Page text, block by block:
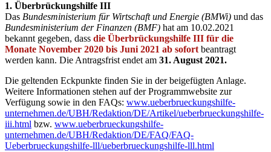
1. Überbrückungshilfe III
Das Bundesministerium für Wirtschaft und Energie (BMWi) und das
Bundesministerium der Finanzen (BMF) hat am 10.02.2021
bekannt gegeben, dass die Überbrückungshilfe III für die
Monate November 2020 bis Juni 2021 ab sofort beantragt
werden kann. Die Antragsfrist endet am 31. August 2021.
Die geltenden Eckpunkte finden Sie in der beigefügten Anlage.
Weitere Informationen stehen auf der Programmwebsite zur
Verfügung sowie in den FAQs: www.ueberbrueckungshilfe-
unternehmen.de/UBH/Redaktion/DE/Artikel/ueberbrueckungshilfe-
iii.html bzw. www.ueberbrueckungshilfe-
unternehmen.de/UBH/Redaktion/DE/FAQ/FAQ-
Ueberbrueckungshilfe-lll/ueberbrueckungshilfe-lll.html